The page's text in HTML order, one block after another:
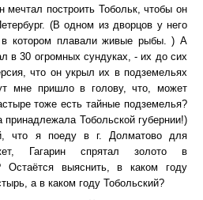
построить Тобольк, чтобы он
(В одном из дворцов у него
в котором плавали живые рыбы. ) А
в 30 огромных сундуках, - их до сих
что он укрыл их в подземельях
мне пришло в голову, что, может
тоже есть тайные подземелья?
принадлежала Тобольской губернии!)
что я поеду в г. Долматово для
Гагарин спрятал золото в
Остаётся выяснить, в каком году
а в каком году Тобольский?